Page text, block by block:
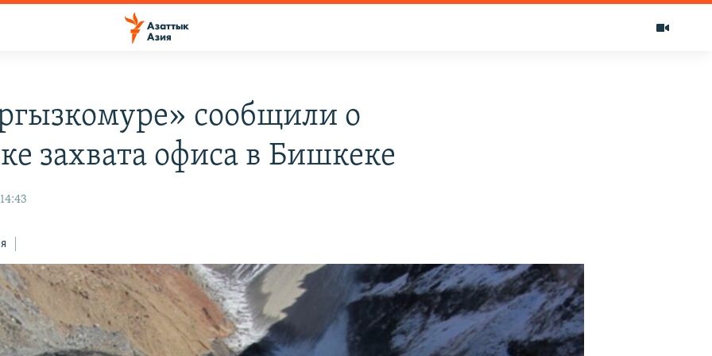
сообщили о
захвата офиса в Бишкеке